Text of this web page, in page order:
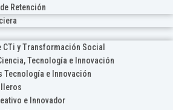
Retención
y Transformación Social
Tecnología e Innovación
Tecnología e Innovación
e Innovador